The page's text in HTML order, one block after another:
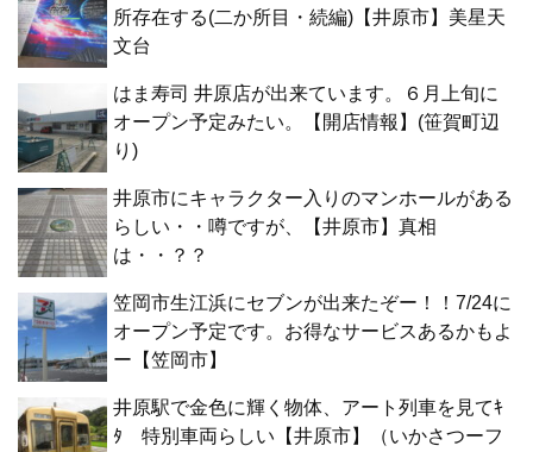
所存在する(二か所目・続編)【井原市】美星天
文台
はま寿司 井原店が出来ています。６月上旬に
オープン予定みたい。【開店情報】(笹賀町辺
り)
井原市にキャラクター入りのマンホールがある
らしい・・噂ですが、【井原市】真相
は・・？？
笠岡市生江浜にセブンが出来たぞー！！7/24に
オープン予定です。お得なサービスあるかもよ
ー【笠岡市】
井原駅で金色に輝く物体、アート列車を見てｷ
ﾀ 特別車両らしい【井原市】（いかさつーフ